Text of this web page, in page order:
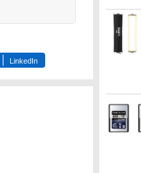
LinkedIn